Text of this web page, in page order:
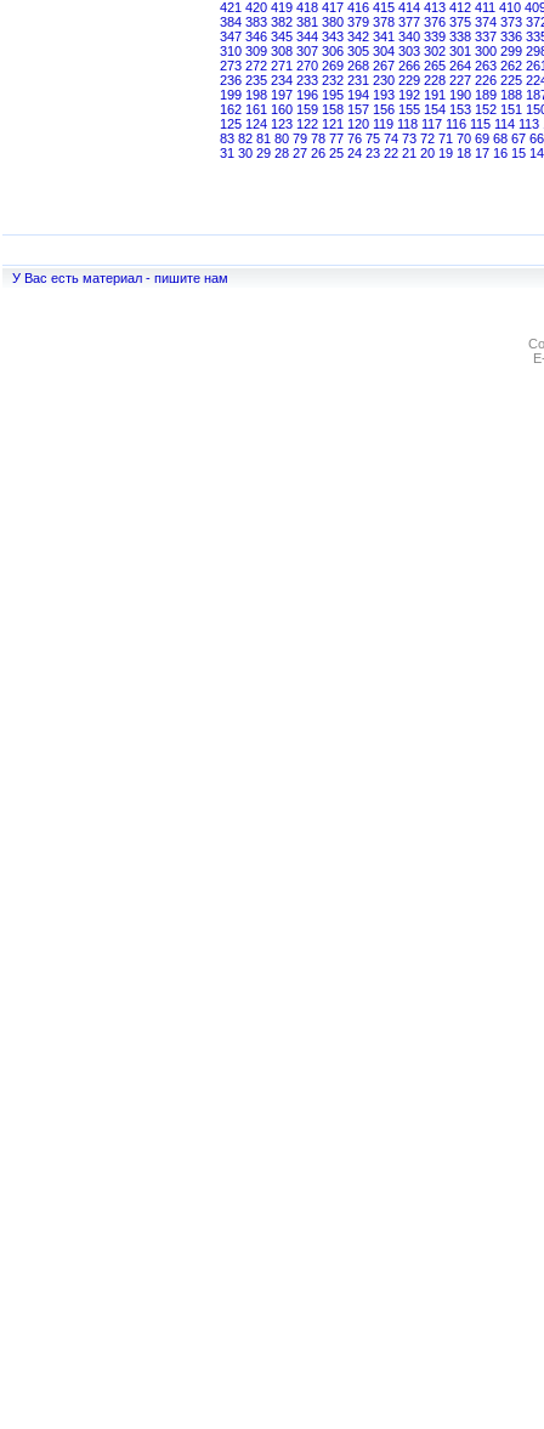
421 420 419 418 417 416 415 414 413 412 411 410
384 383 382 381 380 379 378 377 376 375 374 373
347 346 345 344 343 342 341 340 339 338 337 336
310 309 308 307 306 305 304 303 302 301 300 299
273 272 271 270 269 268 267 266 265 264 263 262
236 235 234 233 232 231 230 229 228 227 226 225
199 198 197 196 195 194 193 192 191 190 189 188
162 161 160 159 158 157 156 155 154 153 152 151
125 124 123 122 121 120 119 118 117 116 115 114 113
83 82 81 80 79 78 77 76 75 74 73 72 71 70 69 68 67 66
31 30 29 28 27 26 25 24 23 22 21 20 19 18 17 16 15 14
У Вас есть материал - пишите нам